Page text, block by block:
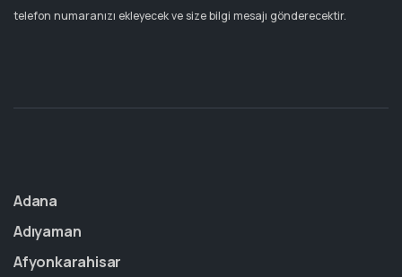
telefon numaranızı ekleyecek ve size bilgi mesajı gönderecektir.
Adana
Adıyaman
Afyonkarahisar